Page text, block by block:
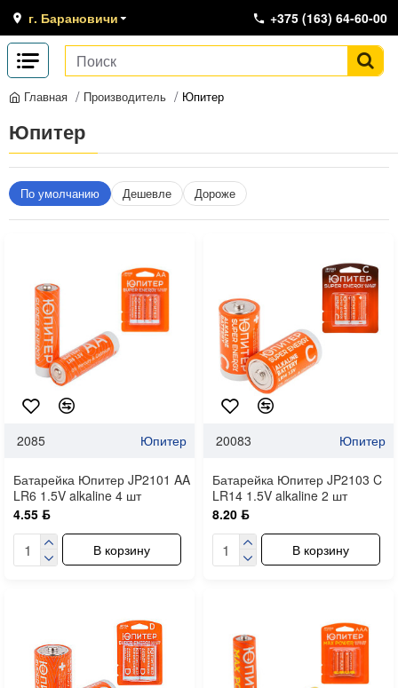
г. Барановичи +375 (163) 64-60-00
Главная Производитель Юпитер
Юпитер
По умолчанию Дешевле Дороже
2085 Юпитер
Батарейка Юпитер JP2101 AA
LR6 1.5V alkaline 4 шт
4.55 ƃ
В корзину
20083 Юпитер
Батарейка Юпитер JP2103 C
LR14 1.5V alkaline 2 шт
8.20 ƃ
В корзину